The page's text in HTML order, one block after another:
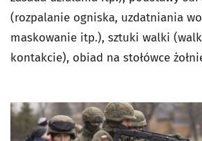
(rozpalanie ogniska, uzdatniania
maskowanie itp.), sztuki walki
kontakcie), obiad na stołówce